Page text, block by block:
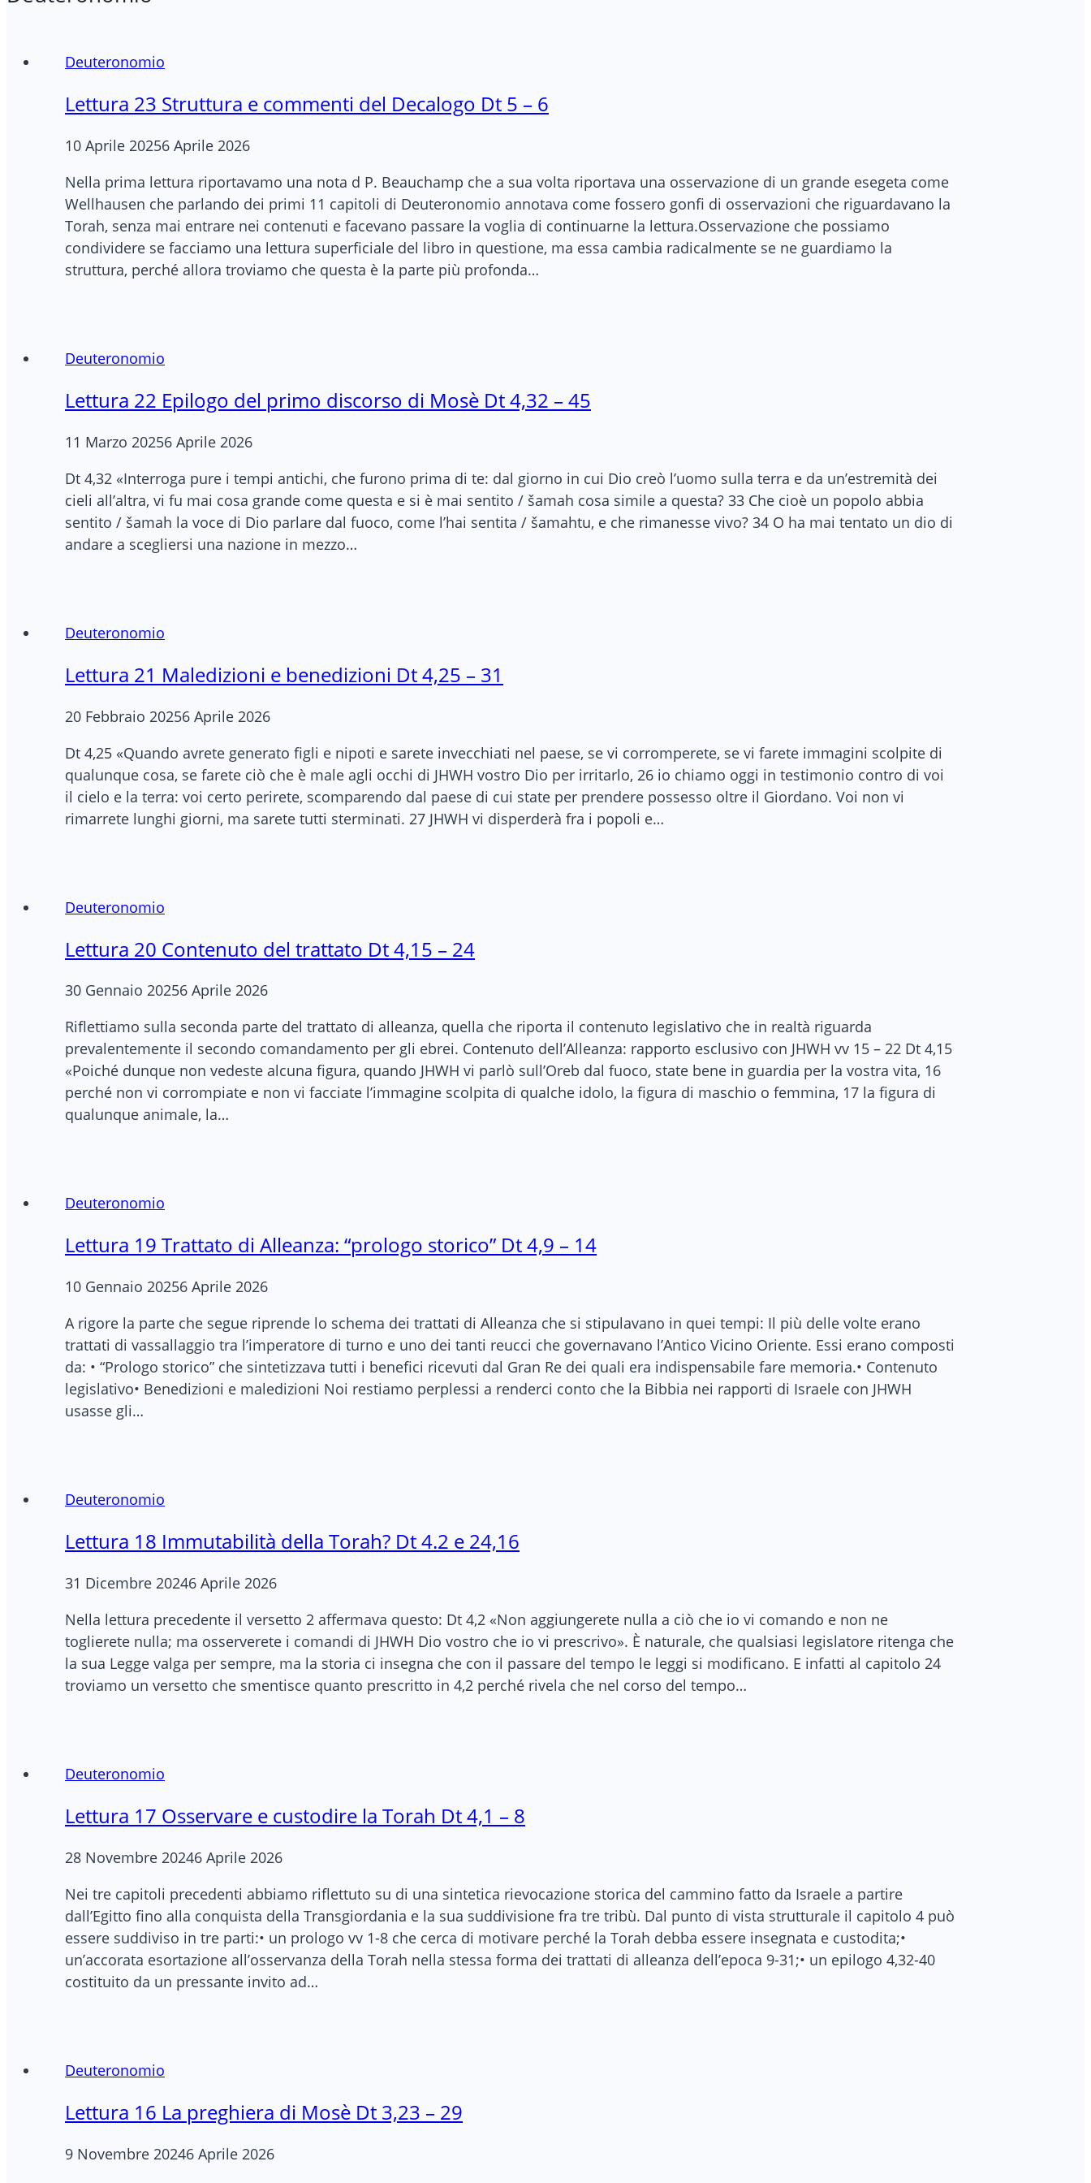
Deuteronomio
Lettura 23 Struttura e commenti del Decalogo Dt 5 – 6
10 Aprile 20256 Aprile 2026
Nella prima lettura riportavamo una nota d P. Beauchamp che a sua volta riportava una osservazione di un grande esegeta come
Wellhausen che parlando dei primi 11 capitoli di Deuteronomio annotava come fossero gonfi di osservazioni che riguardavano la
Torah, senza mai entrare nei contenuti e facevano passare la voglia di continuarne la lettura.Osservazione che possiamo
condividere se facciamo una lettura superficiale del libro in questione, ma essa cambia radicalmente se ne guardiamo la
struttura, perché allora troviamo che questa è la parte più profonda…
Deuteronomio
Lettura 22 Epilogo del primo discorso di Mosè Dt 4,32 – 45
11 Marzo 20256 Aprile 2026
Dt 4,32 «Interroga pure i tempi antichi, che furono prima di te: dal giorno in cui Dio creò l’uomo sulla terra e da un’estremità dei
cieli all’altra, vi fu mai cosa grande come questa e si è mai sentito / šamah cosa simile a questa? 33 Che cioè un popolo abbia
sentito / šamah la voce di Dio parlare dal fuoco, come l’hai sentita / šamahtu, e che rimanesse vivo? 34 O ha mai tentato un dio di
andare a scegliersi una nazione in mezzo…
Deuteronomio
Lettura 21 Maledizioni e benedizioni Dt 4,25 – 31
20 Febbraio 20256 Aprile 2026
Dt 4,25 «Quando avrete generato figli e nipoti e sarete invecchiati nel paese, se vi corromperete, se vi farete immagini scolpite di
qualunque cosa, se farete ciò che è male agli occhi di JHWH vostro Dio per irritarlo, 26 io chiamo oggi in testimonio contro di voi
il cielo e la terra: voi certo perirete, scomparendo dal paese di cui state per prendere possesso oltre il Giordano. Voi non vi
rimarrete lunghi giorni, ma sarete tutti sterminati. 27 JHWH vi disperderà fra i popoli e…
Deuteronomio
Lettura 20 Contenuto del trattato Dt 4,15 – 24
30 Gennaio 20256 Aprile 2026
Riflettiamo sulla seconda parte del trattato di alleanza, quella che riporta il contenuto legislativo che in realtà riguarda
prevalentemente il secondo comandamento per gli ebrei. Contenuto dell’Alleanza: rapporto esclusivo con JHWH vv 15 – 22 Dt 4,15
«Poiché dunque non vedeste alcuna figura, quando JHWH vi parlò sull’Oreb dal fuoco, state bene in guardia per la vostra vita, 16
perché non vi corrompiate e non vi facciate l’immagine scolpita di qualche idolo, la figura di maschio o femmina, 17 la figura di
qualunque animale, la…
Deuteronomio
Lettura 19 Trattato di Alleanza: “prologo storico” Dt 4,9 – 14
10 Gennaio 20256 Aprile 2026
A rigore la parte che segue riprende lo schema dei trattati di Alleanza che si stipulavano in quei tempi: Il più delle volte erano
trattati di vassallaggio tra l’imperatore di turno e uno dei tanti reucci che governavano l’Antico Vicino Oriente. Essi erano composti
da: • “Prologo storico” che sintetizzava tutti i benefici ricevuti dal Gran Re dei quali era indispensabile fare memoria.• Contenuto
legislativo• Benedizioni e maledizioni Noi restiamo perplessi a renderci conto che la Bibbia nei rapporti di Israele con JHWH
usasse gli…
Deuteronomio
Lettura 18 Immutabilità della Torah? Dt 4.2 e 24,16
31 Dicembre 20246 Aprile 2026
Nella lettura precedente il versetto 2 affermava questo: Dt 4,2 «Non aggiungerete nulla a ciò che io vi comando e non ne
toglierete nulla; ma osserverete i comandi di JHWH Dio vostro che io vi prescrivo». È naturale, che qualsiasi legislatore ritenga che
la sua Legge valga per sempre, ma la storia ci insegna che con il passare del tempo le leggi si modificano. E infatti al capitolo 24
troviamo un versetto che smentisce quanto prescritto in 4,2 perché rivela che nel corso del tempo…
Deuteronomio
Lettura 17 Osservare e custodire la Torah Dt 4,1 – 8
28 Novembre 20246 Aprile 2026
Nei tre capitoli precedenti abbiamo riflettuto su di una sintetica rievocazione storica del cammino fatto da Israele a partire
dall’Egitto fino alla conquista della Transgiordania e la sua suddivisione fra tre tribù. Dal punto di vista strutturale il capitolo 4 può
essere suddiviso in tre parti:• un prologo vv 1-8 che cerca di motivare perché la Torah debba essere insegnata e custodita;•
un’accorata esortazione all’osservanza della Torah nella stessa forma dei trattati di alleanza dell’epoca 9-31;• un epilogo 4,32-40
costituito da un pressante invito ad…
Deuteronomio
Lettura 16 La preghiera di Mosè Dt 3,23 – 29
9 Novembre 20246 Aprile 2026